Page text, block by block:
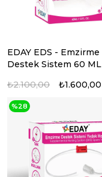
EDAY EDS - Emzirme
Destek Sistem 60 ML
₺1.600,00
₺2.100,00
%28